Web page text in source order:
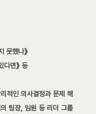
못했나》
다면》 등
적인 의사결정과 문제 해
팀장, 임원 등 리더 그룹